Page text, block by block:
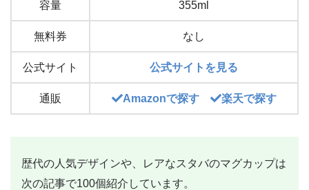
容量 355ml
無料券 なし
公式サイト 公式サイトを見る
通販 Amazonで探す 楽天で探す
歴代の人気デザインや、レアなスタバのマグカップは
次の記事で100個紹介しています。